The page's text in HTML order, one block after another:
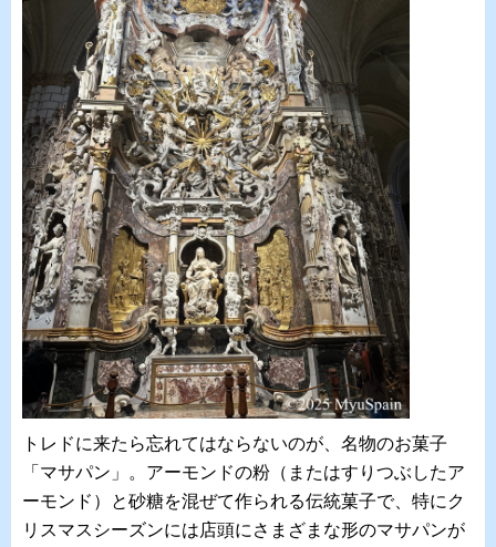
トレドに来たら忘れてはならないのが、名物のお菓子
「マサパン」。アーモンドの粉（またはすりつぶしたア
ーモンド）と砂糖を混ぜて作られる伝統菓子で、特にク
リスマスシーズンには店頭にさまざまな形のマサパンが